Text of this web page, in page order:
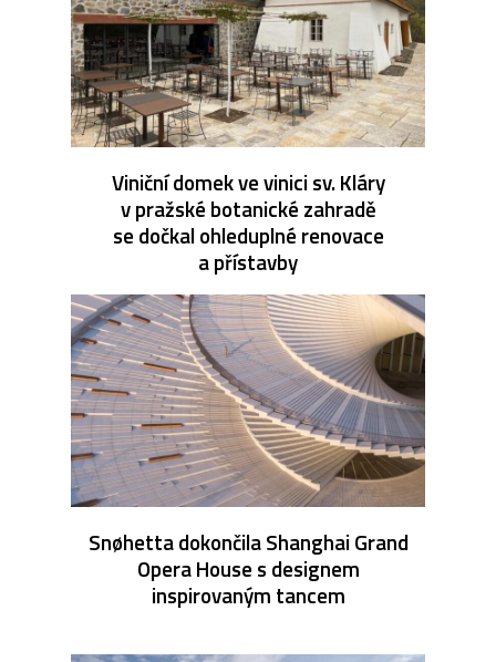
Viniční domek ve vinici sv. Kláry
v pražské botanické zahradě
se dočkal ohleduplné renovace
a přístavby
Snøhetta dokončila Shanghai Grand
Opera House s designem
inspirovaným tancem